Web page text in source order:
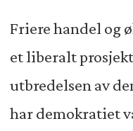
Friere handel og
et liberalt
utbredelsen av
har demokratiet